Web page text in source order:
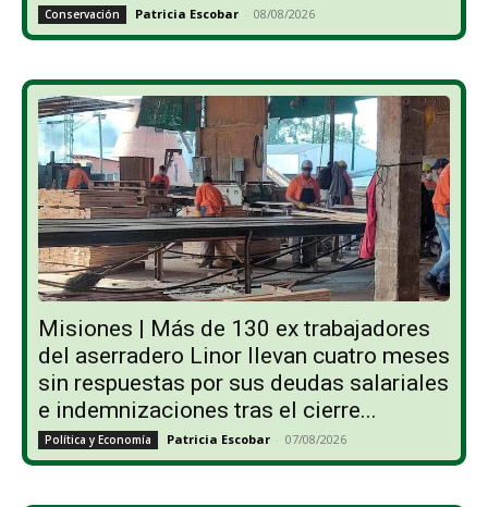
Conservación Patricia Escobar - 08/08/2026
Misiones | Más de 130 ex trabajadores
del aserradero Linor llevan cuatro meses
sin respuestas por sus deudas salariales
e indemnizaciones tras el cierre...
Política y Economía Patricia Escobar - 07/08/2026